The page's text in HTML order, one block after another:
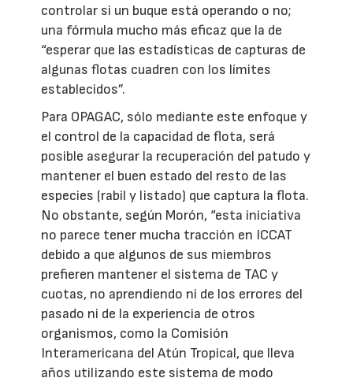
controlar si un buque está operando o no;
una fórmula mucho más eficaz que la de
“esperar que las estadísticas de capturas de
algunas flotas cuadren con los límites
establecidos”.
Para OPAGAC, sólo mediante este enfoque y
el control de la capacidad de flota, será
posible asegurar la recuperación del patudo y
mantener el buen estado del resto de las
especies (rabil y listado) que captura la flota.
No obstante, según Morón, “esta iniciativa
no parece tener mucha tracción en ICCAT
debido a que algunos de sus miembros
prefieren mantener el sistema de TAC y
cuotas, no aprendiendo ni de los errores del
pasado ni de la experiencia de otros
organismos, como la Comisión
Interamericana del Atún Tropical, que lleva
años utilizando este sistema de modo